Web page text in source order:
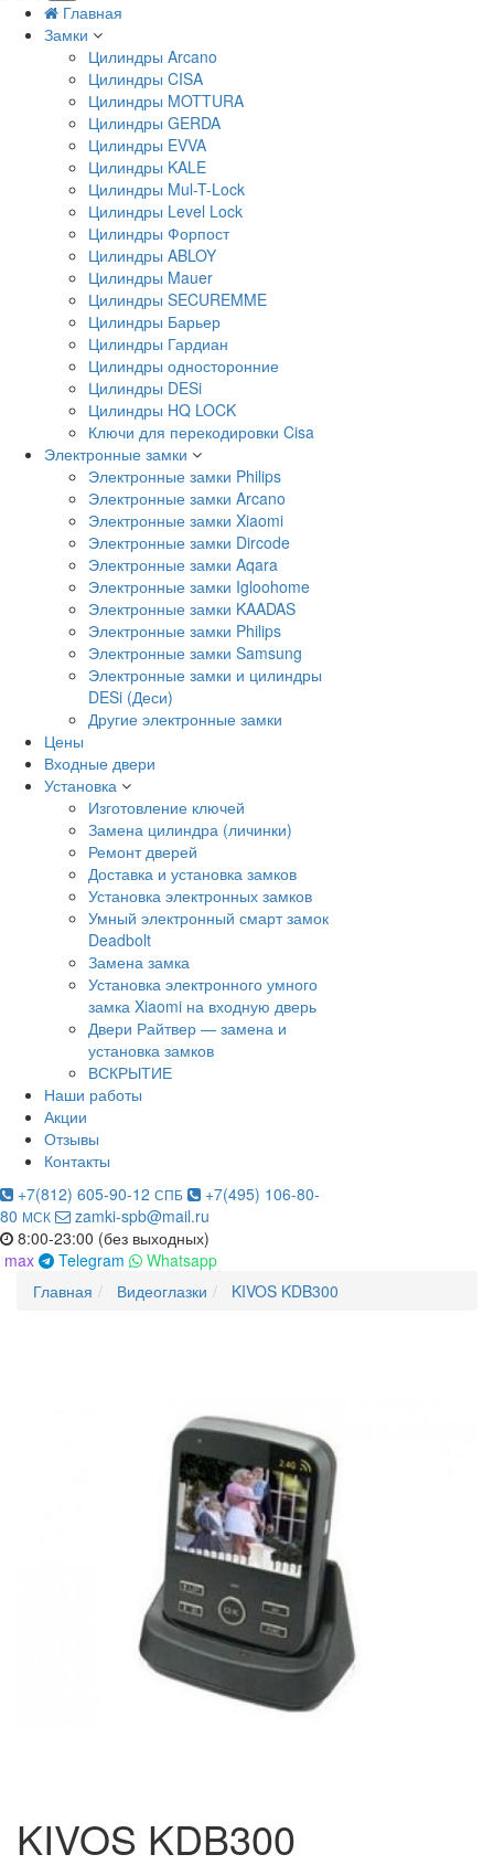
Главная
Замки
Цилиндры Arcano
Цилиндры CISA
Цилиндры MOTTURA
Цилиндры GERDA
Цилиндры EVVA
Цилиндры KALE
Цилиндры Mul-T-Lock
Цилиндры Level Lock
Цилиндры Форпост
Цилиндры ABLOY
Цилиндры Mauer
Цилиндры SECUREMME
Цилиндры Барьер
Цилиндры Гардиан
Цилиндры односторонние
Цилиндры DESi
Цилиндры HQ LOCK
Ключи для перекодировки Cisa
Электронные замки
Электронные замки Philips
Электронные замки Arcano
Электронные замки Xiaomi
Электронные замки Dircode
Электронные замки Aqara
Электронные замки Igloohome
Электронные замки KAADAS
Электронные замки Philips
Электронные замки Samsung
Электронные замки и цилиндры
DESi (Деси)
Другие электронные замки
Цены
Входные двери
Установка
Изготовление ключей
Замена цилиндра (личинки)
Ремонт дверей
Доставка и установка замков
Установка электронных замков
Умный электронный смарт замок
Deadbolt
Замена замка
Установка электронного умного
замка Xiaomi на входную дверь
Двери Райтвер — замена и
установка замков
ВСКРЫТИЕ
Наши работы
Акции
Отзывы
Контакты
+7(812) 605-90-12 СПБ
+7(495) 106-80-
80 МСК
zamki-spb@mail.ru
8:00-23:00 (без выходных)
max
Telegram
Whatsapp
Главная
Видеоглазки KIVOS KDB300
KIVOS KDB300